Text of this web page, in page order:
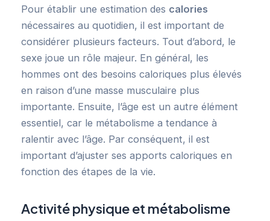
Pour établir une estimation des calories
nécessaires au quotidien, il est important de
considérer plusieurs facteurs. Tout d’abord, le
sexe joue un rôle majeur. En général, les
hommes ont des besoins caloriques plus élevés
en raison d’une masse musculaire plus
importante. Ensuite, l’âge est un autre élément
essentiel, car le métabolisme a tendance à
ralentir avec l’âge. Par conséquent, il est
important d’ajuster ses apports caloriques en
fonction des étapes de la vie.
Activité physique et métabolisme